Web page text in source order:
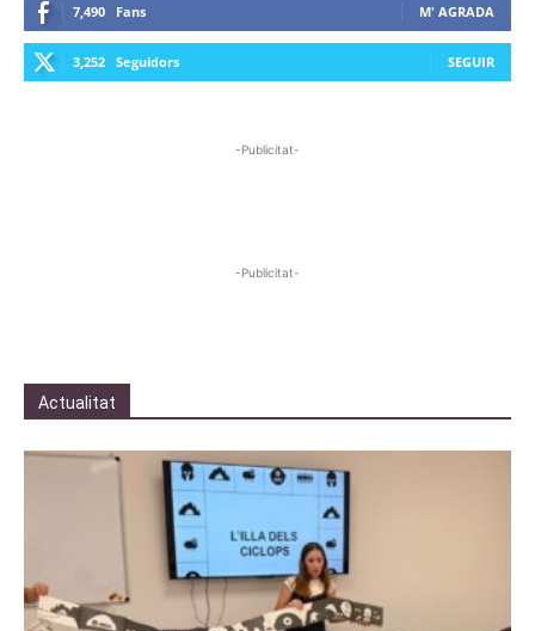
7,490 Fans M' AGRADA
3,252 Seguidors SEGUIR
-Publicitat-
-Publicitat-
Actualitat